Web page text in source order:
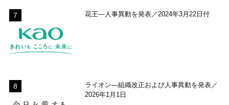
花王―人事異動を発表／2024年3月22日付
ライオン―組織改正および人事異動を発表／
2026年1月1日